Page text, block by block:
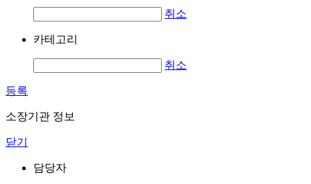
취소
카테고리
취소
등록
소장기관 정보
닫기
담당자